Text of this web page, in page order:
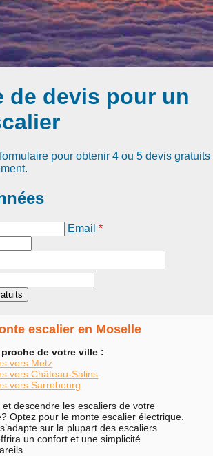
de devis pour un
pour obtenir 4 ou 5 devis gratuits
Email *
escalier en Moselle
de votre ville :
vers Metz
vers Château-Salins
vers Sarrebourg
descendre les escaliers de votre
Optez pour le monte escalier électrique.
sur la plupart des escaliers
un confort et une simplicité